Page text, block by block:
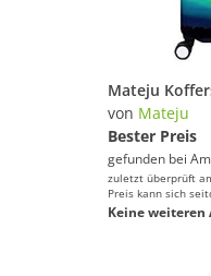
von Mateju
Bester Preis
gefunden bei
zuletzt überprüft
Preis kann sich
Keine weiteren